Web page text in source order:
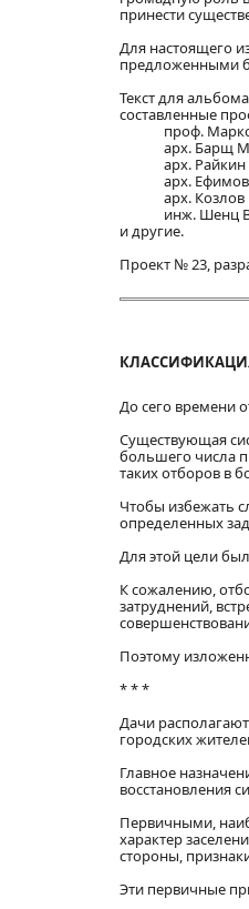
принести
Для настоящего
предложенными
Текст для
составленные
проф.
арх. Барщ
арх.
арх.
арх.
инж. Шенц
и другие.
Проект № 23,
До сего времени
Существующая
большего числа
таких отборов в
Чтобы избежать
определенных
Для этой цели
К сожалению,
затруднений,
Поэтому
* * *
Дачи
городских
Главное
восстановления
Первичными,
характер
стороны,
Эти первичные